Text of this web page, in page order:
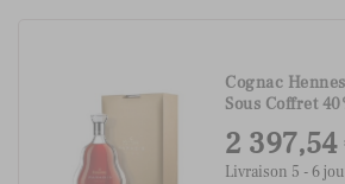
Cognac
Sous Coffret
2 397,54
Livraison 5 - 6